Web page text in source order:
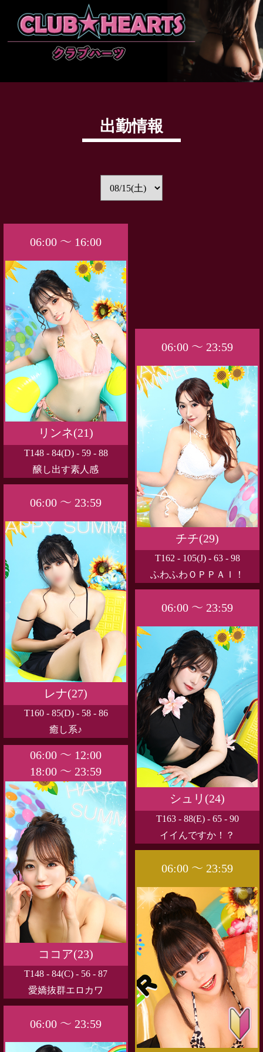
出勤情報
06:00 ～ 16:00
リンネ(21)
T148 - 84(D) - 59 - 88
醸し出す素人感
06:00 ～ 23:59
チチ(29)
T162 - 105(J) - 63 - 98
ふわふわＯＰＰＡＩ！
06:00 ～ 23:59
レナ(27)
T160 - 85(D) - 58 - 86
癒し系♪
06:00 ～ 23:59
シュリ(24)
T163 - 88(E) - 65 - 90
イイんですか！？
06:00 ～ 12:00
18:00 ～ 23:59
ココア(23)
T148 - 84(C) - 56 - 87
愛嬌抜群エロカワ
06:00 ～ 23:59
06:00 ～ 23:59